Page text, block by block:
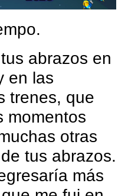
abrazos en
en las
trenes, que
momentos
otras
tus abrazos.
más